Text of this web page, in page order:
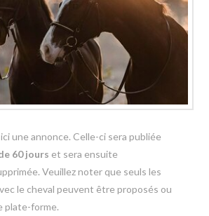
une annonce. Celle-ci sera publiée
60 jours et sera ensuite
Veuillez noter que seuls les
le cheval peuvent être proposés ou
plate-forme.